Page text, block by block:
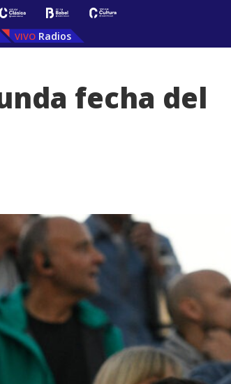
Radios
fecha del